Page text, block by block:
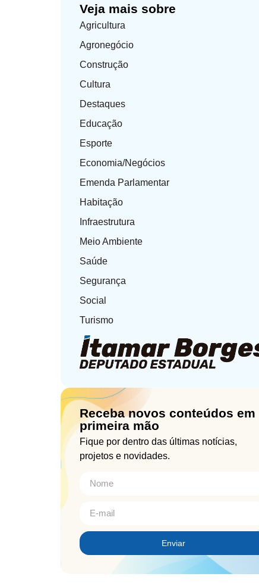
Veja mais sobre
Agricultura
Agronegócio
Construção
Cultura
Destaques
Educação
Esporte
Economia/Negócios
Emenda Parlamentar
Habitação
Infraestrutura
Meio Ambiente
Saúde
Segurança
Social
Turismo
Receba novos conteúdos em
primeira mão
Fique por dentro das últimas notícias,
projetos e novidades.
Enviar